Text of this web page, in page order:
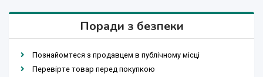
Поради з безпеки
Познайомтеся з продавцем в публічному місці
Перевірте товар перед покупкою